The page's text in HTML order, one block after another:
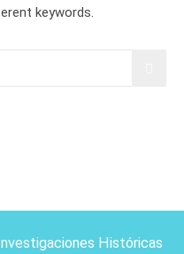
keywords.
Históricas